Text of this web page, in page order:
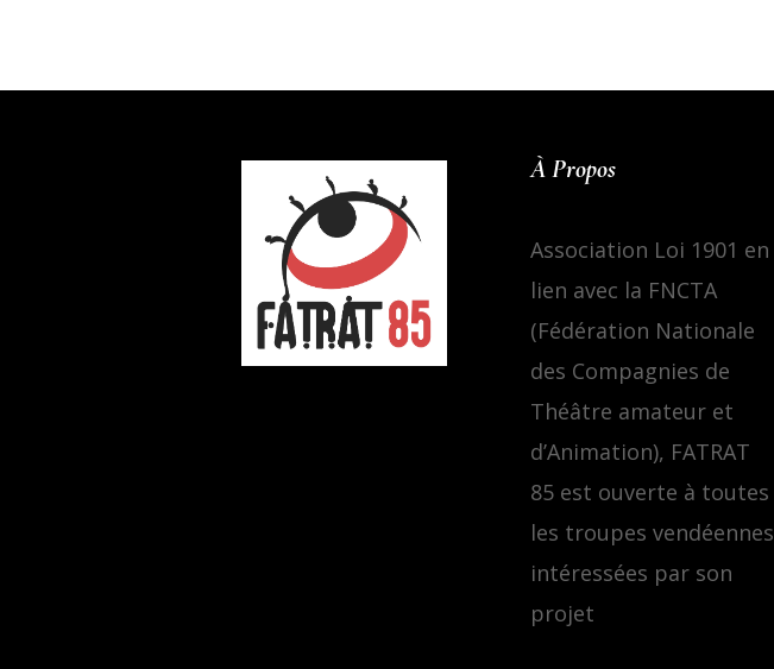
À Propos
Association Loi 1901 en
lien avec la FNCTA
(Fédération Nationale
des Compagnies de
Théâtre amateur et
d’Animation), FATRAT
85 est ouverte à toutes
les troupes vendéennes
intéressées par son
projet